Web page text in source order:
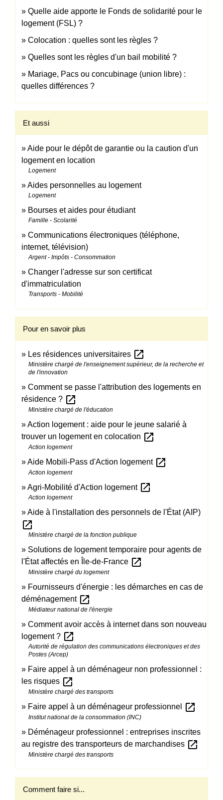
Quelle aide apporte le Fonds de solidarité pour le
logement (FSL) ?
Colocation : quelles sont les règles ?
Quelles sont les règles d'un bail mobilité ?
Mariage, Pacs ou concubinage (union libre) :
quelles différences ?
Et aussi
Aide pour le dépôt de garantie ou la caution d'un
logement en location
Logement
Aides personnelles au logement
Logement
Bourses et aides pour étudiant
Famille - Scolarité
Communications électroniques (téléphone,
internet, télévision)
Argent - Impôts - Consommation
Changer l'adresse sur son certificat
d'immatriculation
Transports - Mobilité
Pour en savoir plus
Les résidences universitaires open_in_new
Ministère chargé de l'enseignement supérieur, de la recherche et
de l'innovation
Comment se passe l'attribution des logements en
résidence ? open_in_new
Ministère chargé de l'éducation
Action logement : aide pour le jeune salarié à
trouver un logement en colocation open_in_new
Action logement
Aide Mobili-Pass d'Action logement open_in_new
Action logement
Agri-Mobilité d'Action logement open_in_new
Action logement
Aide à l'installation des personnels de l'État (AIP)
open_in_new
Ministère chargé de la fonction publique
Solutions de logement temporaire pour agents de
l'État affectés en Île-de-France open_in_new
Ministère chargé du logement
Fournisseurs d'énergie : les démarches en cas de
déménagement open_in_new
Médiateur national de l'énergie
Comment avoir accès à internet dans son nouveau
logement ? open_in_new
Autorité de régulation des communications électroniques et des
Postes (Arcep)
Faire appel à un déménageur non professionnel :
les risques open_in_new
Ministère chargé des transports
Faire appel à un déménageur professionnel open_in_new
Institut national de la consommation (INC)
Déménageur professionnel : entreprises inscrites
au registre des transporteurs de marchandises open_in_new
Ministère chargé des transports
Comment faire si...